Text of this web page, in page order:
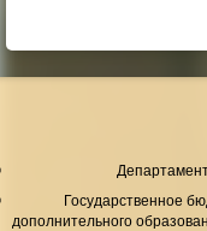
Государственное
дополнительного